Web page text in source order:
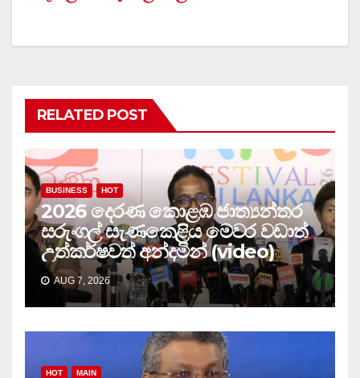
RELATED POST
BUSINESS HOT
2026 දෙරණ කොළඹ ජාත්‍යන්තර
සරුංගල් සැණකෙළිය මෙවර වඩාත්
උත්කර්ෂවත් අන්දමින් (video)
AUG 7, 2026
HOT MAIN